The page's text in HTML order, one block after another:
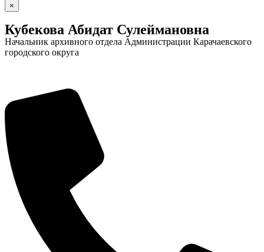
×
Кубекова Абидат Сулеймановна
Начальник архивного отдела Администрации Карачаевского
городского округа